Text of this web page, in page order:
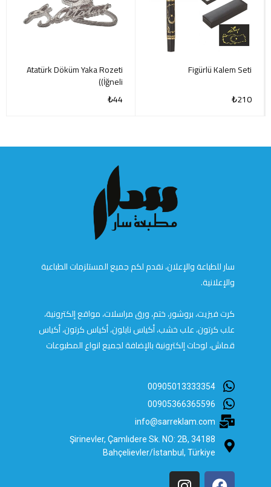
Figürlü Kalem Seti
₺210
Atatürk Döküm Yaka Rozeti
(İğneli)
₺44
سار للطباعة والإعلان، نقدم لكم جميع المستلزمات الطباعية
والإعلانية.
كرت فيزيت، بروشور، ختم، ورق مراسلات، مواقع إلكترونية،
علب كرتون، علب خشب، أكياس نايلون، أكياس كرتون، أكياس
قماش، لوحات إلكترونية بالإضافة لجميع انواع المطبوعات
00905013333354
00905366365596
info@sarreklam.com
Şirinevler, Çamlıdere Sk. NO: 2B, 34188
Bahçelievler/İstanbul, Türkiye